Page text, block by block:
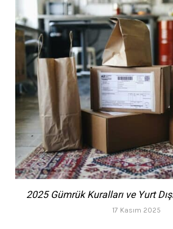
2025 Gümrük Kuralları ve Yurt
17 Kasım 2025